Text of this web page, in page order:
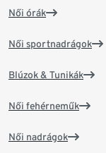
Női órák
Női sportnadrágok
Blúzok & Tunikák
Női fehérneműk
Női nadrágok